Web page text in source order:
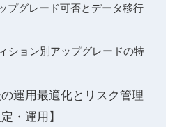
プグレード可否とデータ移行
ション別アップグレードの特
運用最適化とリスク管理
・運用】